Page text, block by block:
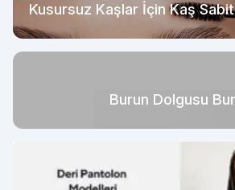
Kusursuz Kaşlar İçin Kaş
Burun Dolgusu